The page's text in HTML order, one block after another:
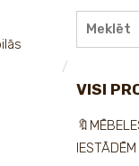
VISI